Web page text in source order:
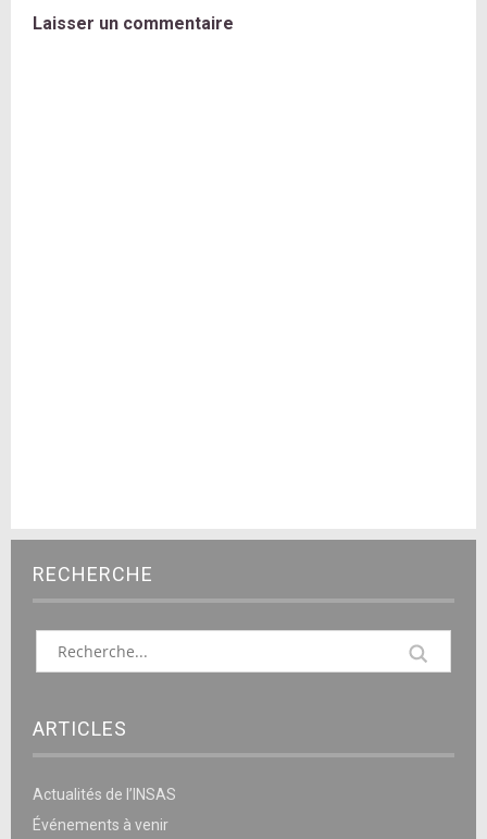
Laisser un commentaire
RECHERCHE
ARTICLES
Actualités de l’INSAS
Événements à venir